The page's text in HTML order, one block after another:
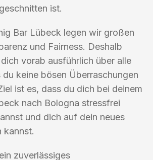
ist.
Bar Lübeck legen wir großen
und Fairness. Deshalb
vorab ausführlich über alle
du keine bösen Überraschungen
ist es, dass du dich bei deinem
nach Bologna stressfrei
und dich auf dein neues
kannst.
zuverlässiges